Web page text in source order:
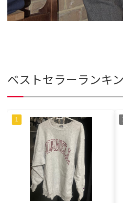
ベストセラーランキ